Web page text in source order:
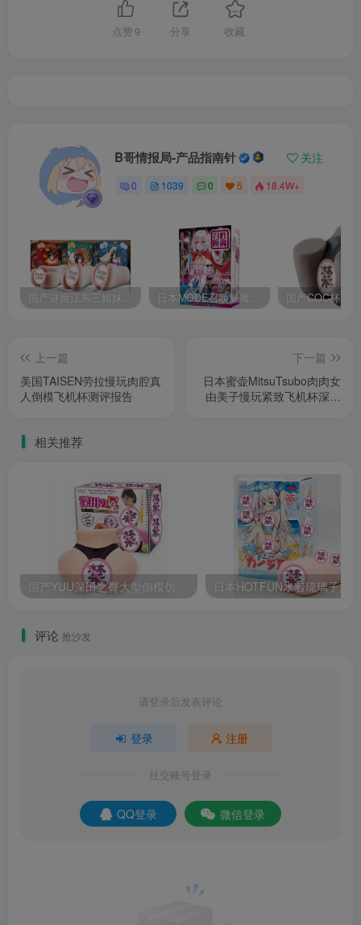
点赞 9 分享 收藏
B哥情报局-产品指南针 关注
0 1039 0 5 18.4W+
国产谜姬江东三姐妹国潮飞机杯低中高刺激度全覆盖飞机杯测评报告 日本MODE召唤魅魔飞机杯高刺激榨汁姬名器倒模自慰器使用体验及测评报告
上一篇
美国TAISEN劳拉慢玩肉腔真
人倒模飞机杯测评报告
下一篇
日本蜜壶MitsuTsubo肉肉女
由美子慢玩紧致飞机杯深度
相关推荐
国产YUU深田之臀大型倒模仿真度高飞机杯测评
评论 抢沙发
请登录后发表评论
登录 注册
社交账号登录
QQ登录 微信登录